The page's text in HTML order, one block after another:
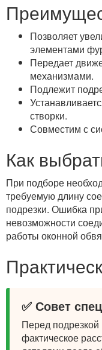
Позволяет
элементами
Передает
механизмами.
Подлежит
створки.
Совместим с
Как
При подборе
требуемую длину
подрезки. Ошибка
невозможности
работы оконной
✅ Совет
Перед подрезкой
фактическое